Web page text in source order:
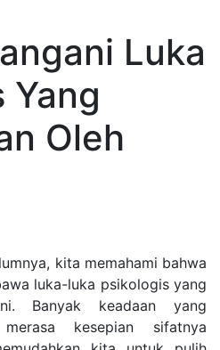
Luka
Yang
Oleh
kita memahami bahwa
luka-luka psikologis yang
Banyak keadaan yang
kesepian sifatnya